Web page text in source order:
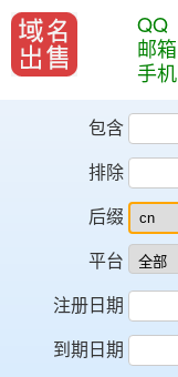
QQ
邮箱
手机
包含
排除
后缀
平台
注册日期
到期日期